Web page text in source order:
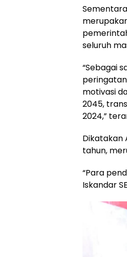
seluruh
“Sebagai
peringatan
motivasi
2045,
2024,”
Dikatakan
tahun,
“Para
Iskandar